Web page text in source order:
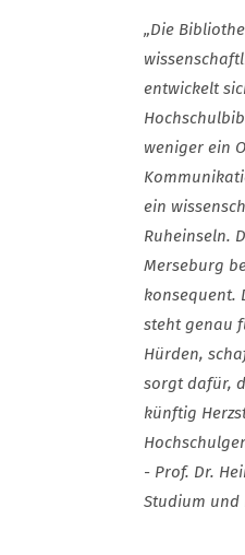
„Die
entwickelt
weniger ein
ein
Ruheinseln.
Merseburg
konsequent.
steht genau
Hürden,
sorgt dafür,
künftig
- Prof. Dr.
Studium und